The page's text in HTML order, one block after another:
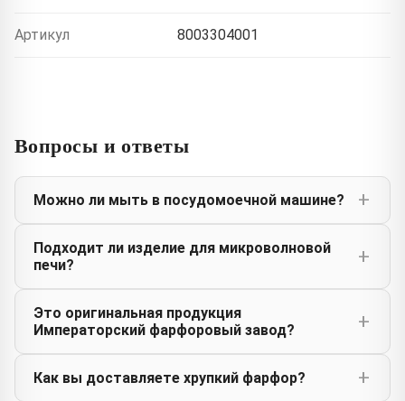
Артикул 8003304001
Вопросы и ответы
Можно ли мыть в посудомоечной машине?
Подходит ли изделие для микроволновой
печи?
Это оригинальная продукция
Императорский фарфоровый завод?
Как вы доставляете хрупкий фарфор?